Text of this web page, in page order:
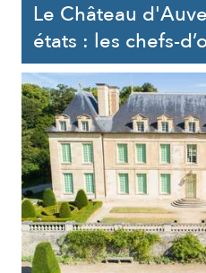
Le Château
états : les chefs-